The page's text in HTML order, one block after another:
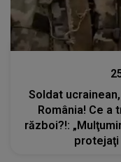
Soldat
România! Ce a
război?!:
protejaţi